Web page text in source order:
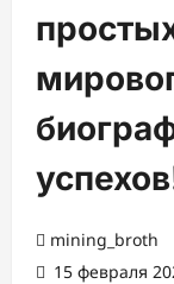
mining_broth
15 февраля